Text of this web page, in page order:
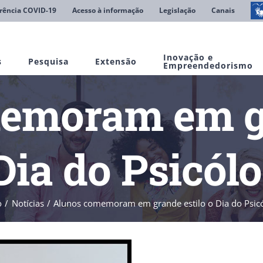
COVID-19 Acesso à informação Legislação Canais
Pesquisa Extensão Inovação e
Empreendedorismo
em
do
Notícias Alunos comemoram em grande estilo o Dia do